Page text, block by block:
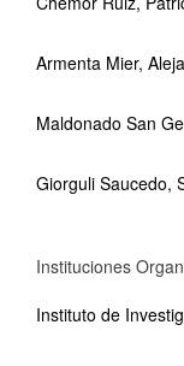
Armenta Mier,
Maldonado San
Giorguli Saucedo,
Instituciones
Instituto de